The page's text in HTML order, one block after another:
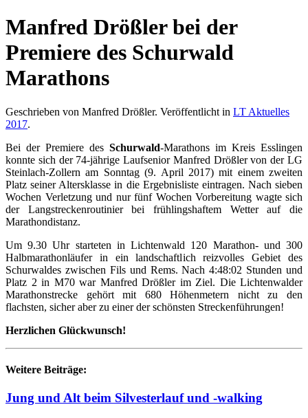
Manfred Drößler bei der
Premiere des Schurwald
Marathons
Geschrieben von Manfred Drößler. Veröffentlicht in LT Aktuelles
2017.
Bei der Premiere des Schurwald-Marathons im Kreis Esslingen
konnte sich der 74-jährige Laufsenior Manfred Drößler von der LG
Steinlach-Zollern am Sonntag (9. April 2017) mit einem zweiten
Platz seiner Altersklasse in die Ergebnisliste eintragen. Nach sieben
Wochen Verletzung und nur fünf Wochen Vorbereitung wagte sich
der Langstreckenroutinier bei frühlingshaftem Wetter auf die
Marathondistanz.
Um 9.30 Uhr starteten in Lichtenwald 120 Marathon- und 300
Halbmarathonläufer in ein landschaftlich reizvolles Gebiet des
Schurwaldes zwischen Fils und Rems. Nach 4:48:02 Stunden und
Platz 2 in M70 war Manfred Drößler im Ziel. Die Lichtenwalder
Marathonstrecke gehört mit 680 Höhenmetern nicht zu den
flachsten, sicher aber zu einer der schönsten Streckenführungen!
Herzlichen Glückwunsch!
Weitere Beiträge:
Jung und Alt beim Silvesterlauf und -walking